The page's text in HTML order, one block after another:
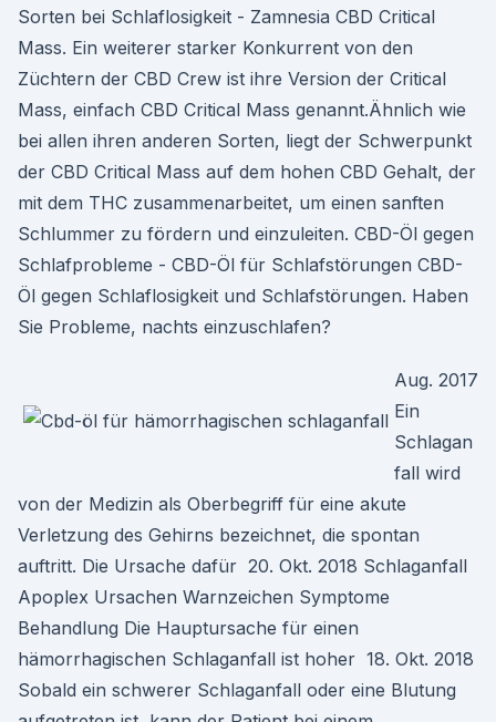
Sorten bei Schlaflosigkeit - Zamnesia CBD Critical
Mass. Ein weiterer starker Konkurrent von den
Züchtern der CBD Crew ist ihre Version der Critical
Mass, einfach CBD Critical Mass genannt.Ähnlich wie
bei allen ihren anderen Sorten, liegt der Schwerpunkt
der CBD Critical Mass auf dem hohen CBD Gehalt, der
mit dem THC zusammenarbeitet, um einen sanften
Schlummer zu fördern und einzuleiten. CBD-Öl gegen
Schlafprobleme - CBD-Öl für Schlafstörungen CBD-
Öl gegen Schlaflosigkeit und Schlafstörungen. Haben
Sie Probleme, nachts einzuschlafen?
Aug. 2017
Ein
Schlagan
fall wird
von der Medizin als Oberbegriff für eine akute
Verletzung des Gehirns bezeichnet, die spontan
auftritt. Die Ursache dafür 20. Okt. 2018 Schlaganfall
Apoplex Ursachen Warnzeichen Symptome
Behandlung Die Hauptursache für einen
hämorrhagischen Schlaganfall ist hoher 18. Okt. 2018
Sobald ein schwerer Schlaganfall oder eine Blutung